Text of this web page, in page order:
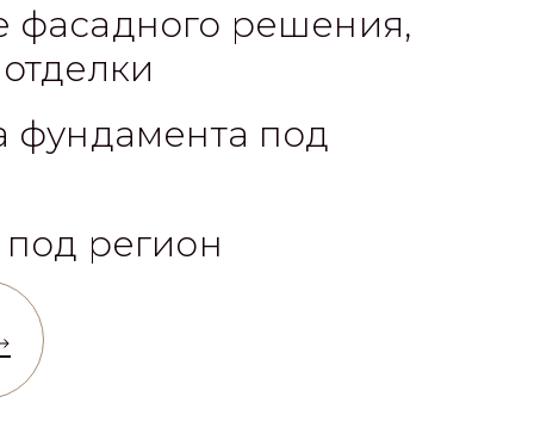
фасадного решения,
фундамента под
регион